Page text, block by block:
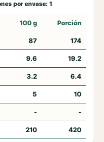
por envase: 1
100 g Porción
87 174
9.6 19.2
3.2 6.4
5 10
- -
210 420